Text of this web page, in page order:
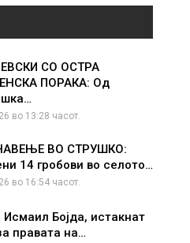
СО ОСТРА
ПОРАКА: Од
во 13:28 часот.
ВО СТРУШКО:
14 гробови во селото…
во 16:54 часот.
Исмаил Бојда, истакнат
правата на…